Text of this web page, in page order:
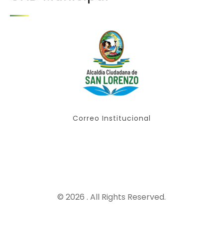
Correo Institucional
© 2026 . All Rights Reserved.